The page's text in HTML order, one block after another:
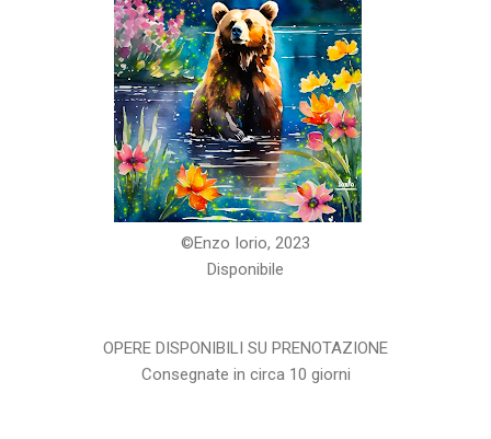
©️Enzo Iorio, 2023
Disponibile
OPERE DISPONIBILI SU PRENOTAZIONE
Consegnate in circa 10 giorni